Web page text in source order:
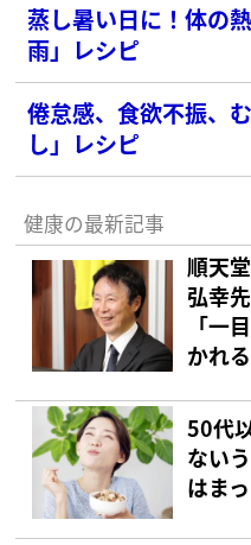
蒸し暑い日に！体の
雨」レシピ
倦怠感、食欲不振、
し」レシピ
健康の最新記事
順天
弘幸
「一
かれ
50代
ない
はま